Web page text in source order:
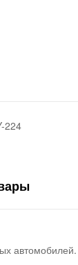
224
автомобилей.